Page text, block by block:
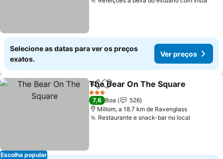
Selecione as datas para ver os preços
exatos.
Ver preços
Escolha popular
PartilharAdicionar aos favoritos
The Bear On The Square
3 Estrelas
7,6 Boa
526
Millom, a 18.7 km de Ravenglass
Restaurante e snack-bar no local